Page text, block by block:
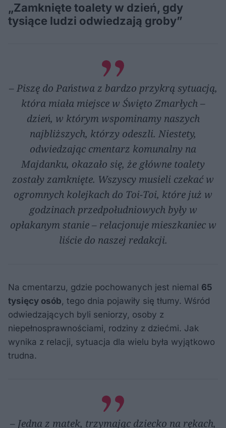
„Zamknięte toalety w dzień, gdy
tysiące ludzi odwiedzają groby”
– Piszę do Państwa z bardzo przykrą sytuacją,
która miała miejsce w Święto Zmarłych –
dzień, w którym wspominamy naszych
najbliższych, którzy odeszli. Niestety,
odwiedzając cmentarz komunalny na
Majdanku, okazało się, że główne toalety
zostały zamknięte. Wszyscy musieli czekać w
ogromnych kolejkach do Toi-Toi, które już w
godzinach przedpołudniowych były w
opłakanym stanie – relacjonuje mieszkaniec w
liście do naszej redakcji.
Na cmentarzu, gdzie pochowanych jest niemal 65
tysięcy osób , tego dnia pojawiły się tłumy. Wśród
odwiedzających byli seniorzy, osoby z
niepełnosprawnościami, rodziny z dziećmi. Jak
wynika z relacji, sytuacja dla wielu była wyjątkowo
trudna.
– Jedna z matek, trzymając dziecko na rękach,